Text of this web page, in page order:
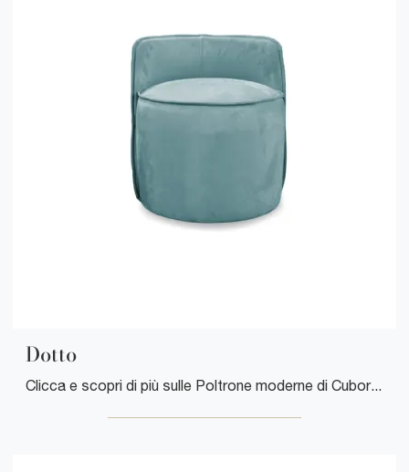
Dotto
Clicca e scopri di più sulle Poltrone moderne di Cuborosso! Differenti modelli in microfibra, come Dotto, ti aspettano.